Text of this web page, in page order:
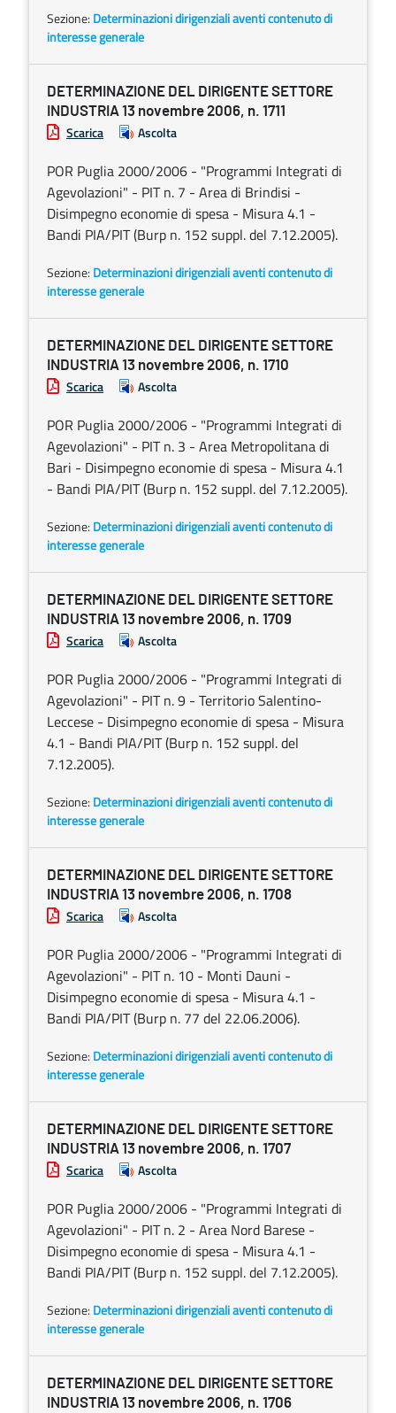
Sezione: Determinazioni dirigenziali aventi contenuto di
interesse generale
DETERMINAZIONE DEL DIRIGENTE SETTORE
INDUSTRIA 13 novembre 2006, n. 1711
Scarica Ascolta
POR Puglia 2000/2006 - "Programmi Integrati di
Agevolazioni" - PIT n. 7 - Area di Brindisi -
Disimpegno economie di spesa - Misura 4.1 -
Bandi PIA/PIT (Burp n. 152 suppl. del 7.12.2005).
Sezione: Determinazioni dirigenziali aventi contenuto di
interesse generale
DETERMINAZIONE DEL DIRIGENTE SETTORE
INDUSTRIA 13 novembre 2006, n. 1710
Scarica Ascolta
POR Puglia 2000/2006 - "Programmi Integrati di
Agevolazioni" - PIT n. 3 - Area Metropolitana di
Bari - Disimpegno economie di spesa - Misura 4.1
- Bandi PIA/PIT (Burp n. 152 suppl. del 7.12.2005).
Sezione: Determinazioni dirigenziali aventi contenuto di
interesse generale
DETERMINAZIONE DEL DIRIGENTE SETTORE
INDUSTRIA 13 novembre 2006, n. 1709
Scarica Ascolta
POR Puglia 2000/2006 - "Programmi Integrati di
Agevolazioni" - PIT n. 9 - Territorio Salentino-
Leccese - Disimpegno economie di spesa - Misura
4.1 - Bandi PIA/PIT (Burp n. 152 suppl. del
7.12.2005).
Sezione: Determinazioni dirigenziali aventi contenuto di
interesse generale
DETERMINAZIONE DEL DIRIGENTE SETTORE
INDUSTRIA 13 novembre 2006, n. 1708
Scarica Ascolta
POR Puglia 2000/2006 - "Programmi Integrati di
Agevolazioni" - PIT n. 10 - Monti Dauni -
Disimpegno economie di spesa - Misura 4.1 -
Bandi PIA/PIT (Burp n. 77 del 22.06.2006).
Sezione: Determinazioni dirigenziali aventi contenuto di
interesse generale
DETERMINAZIONE DEL DIRIGENTE SETTORE
INDUSTRIA 13 novembre 2006, n. 1707
Scarica Ascolta
POR Puglia 2000/2006 - "Programmi Integrati di
Agevolazioni" - PIT n. 2 - Area Nord Barese -
Disimpegno economie di spesa - Misura 4.1 -
Bandi PIA/PIT (Burp n. 152 suppl. del 7.12.2005).
Sezione: Determinazioni dirigenziali aventi contenuto di
interesse generale
DETERMINAZIONE DEL DIRIGENTE SETTORE
INDUSTRIA 13 novembre 2006, n. 1706